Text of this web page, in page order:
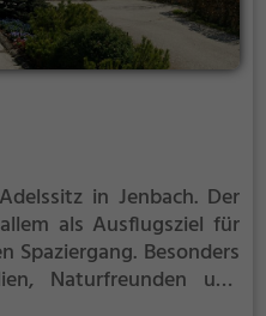
in Jenbach. Der
als Ausflugsziel für
Spaziergang. Besonders
Naturfreunden und